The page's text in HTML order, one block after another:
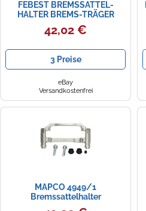
FEBEST BREMSSATTEL-
HALTER BREMS-TRÄGER
VORNE passend für
MITSUBISHI L200 PAJERO
42,02 €
3 Preise
eBay
Versandkostenfrei
MAPCO 4949/1
Bremssattelhalter